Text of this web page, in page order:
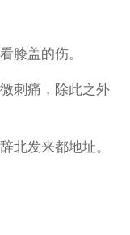
膝盖的伤。
刺痛，除此之外
北发来都地址。